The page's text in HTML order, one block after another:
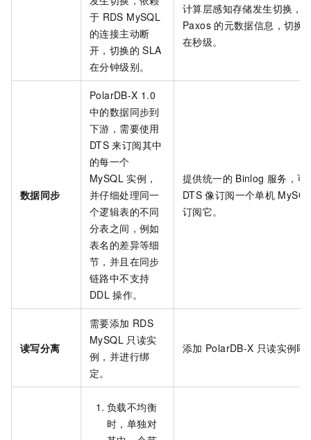
于 RDS MySQL
的连接主动断
开，切换的 SLA
在分钟级别。
计算层感知存储发生切换，
Paxos 的元数据信息，切换
在秒级。
数据同步
PolarDB-X 1.0
中的数据同步到
下游，需要使用
DTS 来订阅其中
的每一个
MySQL 实例，
并仔细处理同一
个逻辑表的不同
分表之间，例如
表名的差异等细
节，并且在同步
链路中不支持
DDL 操作。
提供统一的 Binlog 服务，可
DTS 像订阅一个单机
订阅它。
读写分离
需要添加 RDS
MySQL 只读实
例，并进行绑
定。
添加 PolarDB-X 只读实例即
负载不均衡
时，单独对